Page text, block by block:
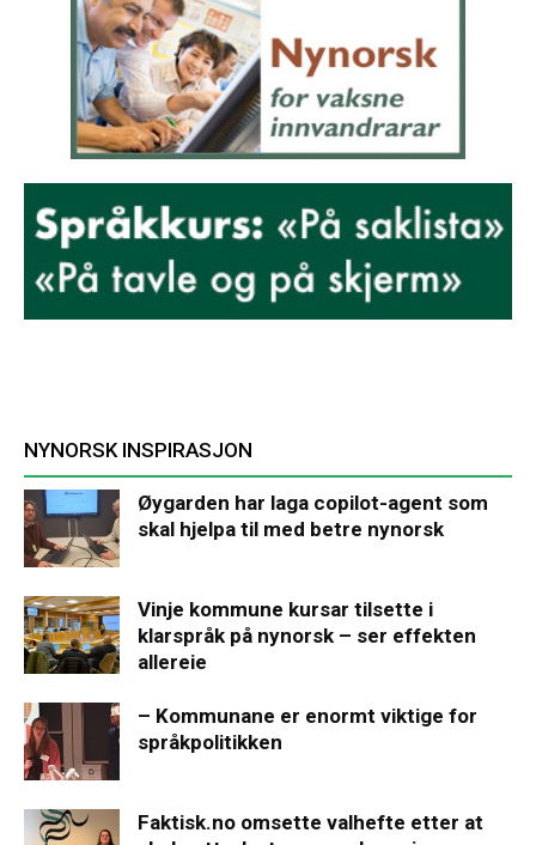
NYNORSK INSPIRASJON
Øygarden har laga copilot-agent som
skal hjelpa til med betre nynorsk
Vinje kommune kursar tilsette i
klarspråk på nynorsk – ser effekten
allereie
– Kommunane er enormt viktige for
språkpolitikken
Faktisk.no omsette valhefte etter at